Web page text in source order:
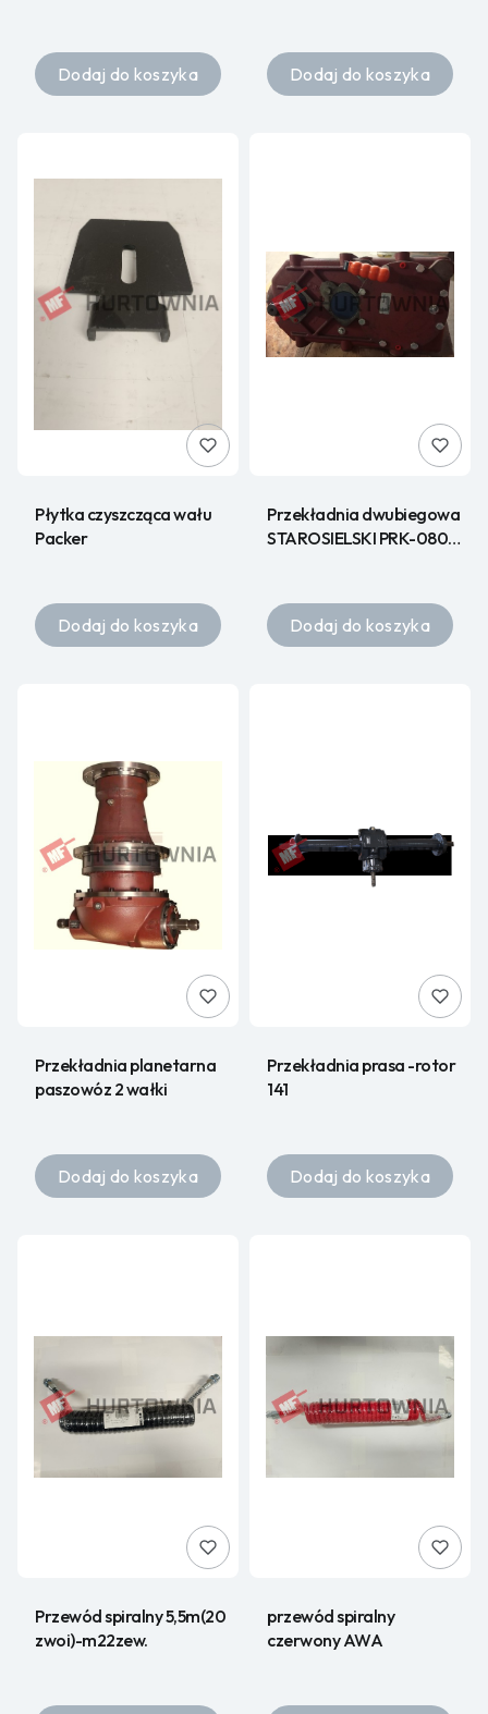
Dodaj do koszyka Dodaj do koszyka
Płytka czyszcząca wału
Packer
Dodaj do koszyka
Przekładnia dwubiegowa
STAROSIELSKI PRK-080-
Dodaj do koszyka
Przekładnia planetarna
paszowóz 2 wałki
Dodaj do koszyka
Przekładnia prasa -rotor
141
Dodaj do koszyka
Przewód spiralny 5,5m(20
zwoi)-m22zew.
przewód spiralny
czerwony AWA